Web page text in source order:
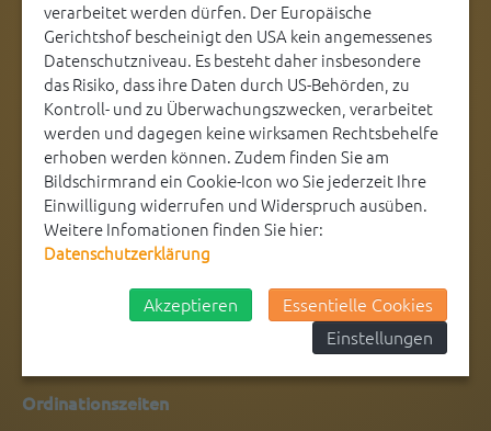
Kontakt
Kleintierpraxis Pöchlarn
Dr. Andrea Mergl
Gewerbestraße West 11
3375 Krummnußbaum
02757 57 133
info@kleintierpraxis-poechlarn.at
Datenschutzerklärung
Ordinationszeiten
verarbeitet werden dürfen. Der Europäische
Gerichtshof bescheinigt den USA kein angemessenes
Datenschutzniveau. Es besteht daher insbesondere
das Risiko, dass ihre Daten durch US-Behörden, zu
Kontroll- und zu Überwachungszwecken, verarbeitet
werden und dagegen keine wirksamen Rechtsbehelfe
erhoben werden können. Zudem finden Sie am
Bildschirmrand ein Cookie-Icon wo Sie jederzeit Ihre
Einwilligung widerrufen und Widerspruch ausüben.
Weitere Infomationen finden Sie hier:
Datenschutzerklärung
Akzeptieren
Essentielle Cookies
Einstellungen